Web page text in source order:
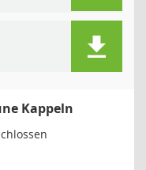
Kappeln